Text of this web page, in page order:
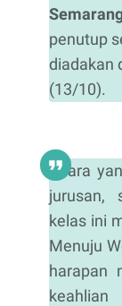
penutup
diadakan
(13/10).
Acara
jurusan,
kelas ini
Menuju
harapan